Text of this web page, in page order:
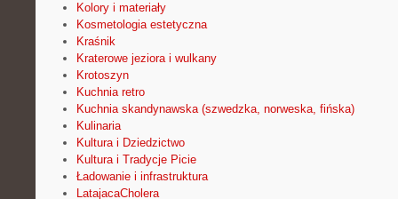
Kolory i materiały
Kosmetologia estetyczna
Kraśnik
Kraterowe jeziora i wulkany
Krotoszyn
Kuchnia retro
Kuchnia skandynawska (szwedzka, norweska, fińska)
Kulinaria
Kultura i Dziedzictwo
Kultura i Tradycje Picie
Ładowanie i infrastruktura
LatajacaCholera